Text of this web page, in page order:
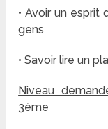
• Avoir un esprit
gens
• Savoir lire un
Niveau
3ème